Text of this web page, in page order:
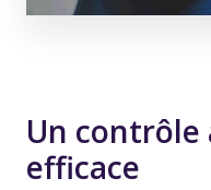
Un contrôle
efficace